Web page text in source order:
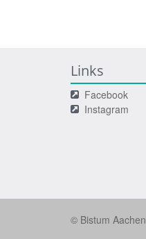
Links
Facebook
Instagram
© Bistum Aachen